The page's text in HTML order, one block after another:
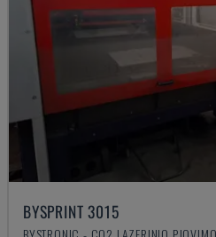
BYSPRINT 3015